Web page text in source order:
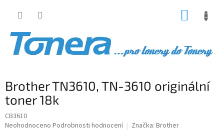
Brother TN3610, TN-3610 originální
toner 18k
CB3610
Průměrné
Neohodnoceno Podrobnosti hodnocení Značka: Brother